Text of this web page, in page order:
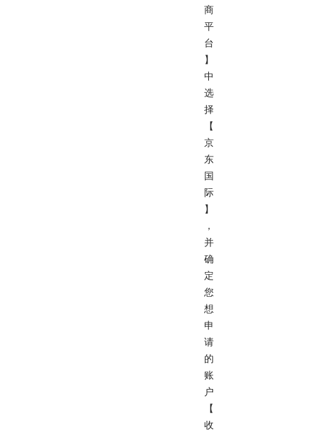
商
平
台
】
中
选
择
【
京
东
国
际
】
，
并
确
定
您
想
申
请
的
账
户
【
收